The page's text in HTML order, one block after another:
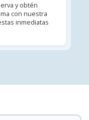
y obtén
con nuestra
inmediatas